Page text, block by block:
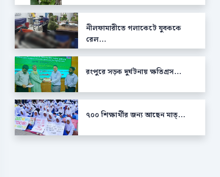
নীলফামারীতে গলাকেটে যুবককে
রেল...
রংপুরে সড়ক দুর্ঘটনায় ক্ষতিগ্রস...
৭০০ শিক্ষার্থীর জন্য আছেন মাত্...